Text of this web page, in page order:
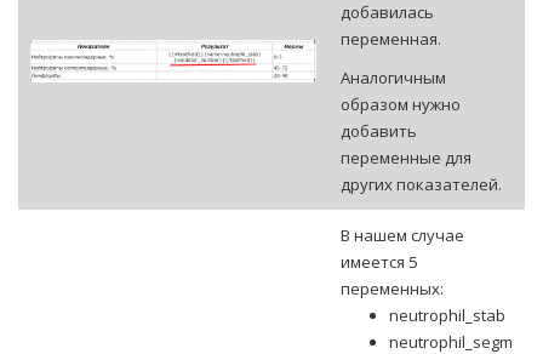
добавилась
переменная.
Аналогичным
образом нужно
добавить
переменные для
других показателей.
В нашем случае
имеется 5
переменных:
neutrophil_stab
neutrophil_segm